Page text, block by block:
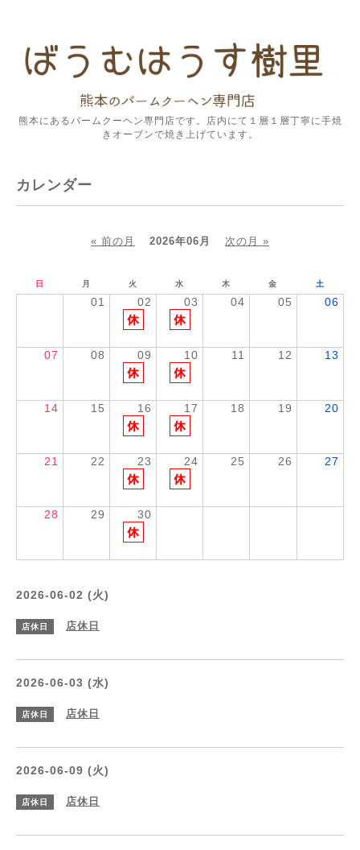
熊本にあるバームクーヘン専門店です。店内にて１層１層丁寧に手焼
きオーブンで焼き上げています。
カレンダー
« 前の月 2026年06月 次の月 »
日 月 火 水 木 金 土
01 02 03 04 05 06
07 08 09 10 11 12 13
14 15 16 17 18 19 20
21 22 23 24 25 26 27
28 29 30
2026-06-02 (火)
店休日 店休日
2026-06-03 (水)
店休日 店休日
2026-06-09 (火)
店休日 店休日